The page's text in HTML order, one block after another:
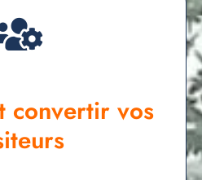
convertir vos